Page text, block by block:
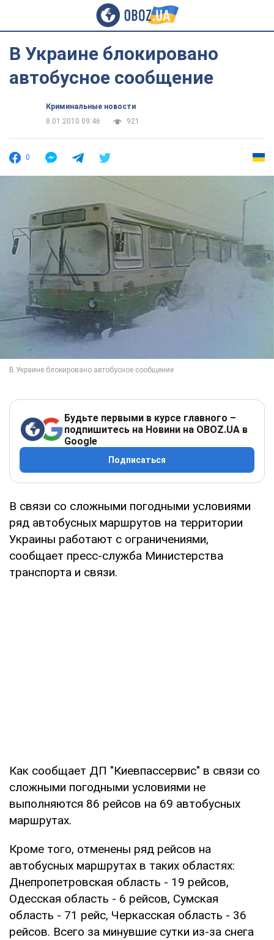
В Украине блокировано
автобусное сообщение
Криминальные новости
8.01.2010 09:46
921
0
Будьте первыми в курсе главного –
подпишитесь на Новини на OBOZ.UA в
Google
Подписаться
В связи со сложными погодными условиями
ряд автобусных маршрутов на территории
Украины работают с ограничениями,
сообщает пресс-служба Министерства
транспорта и связи.
Как сообщает ДП "Киевпассервис" в связи со
сложными погодными условиями не
выполняются 86 рейсов на 69 автобусных
маршрутах.
Кроме того, отменены ряд рейсов на
автобусных маршрутах в таких областях:
Днепропетровская область - 19 рейсов,
Одесская область - 6 рейсов, Сумская
область - 71 рейс, Черкасская область - 36
рейсов. Всего за минувшие сутки из-за снега